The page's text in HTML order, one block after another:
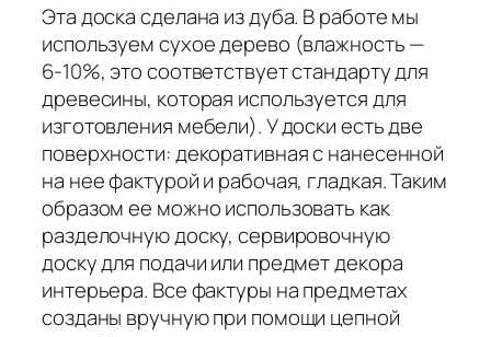
Эта доска сделана из дуба. В работе мы
используем сухое дерево (влажность —
6-10%, это соответствует стандарту для
древесины, которая используется для
изготовления мебели). У доски есть две
поверхности: декоративная с нанесенной
на нее фактурой и рабочая, гладкая. Таким
образом ее можно использовать как
разделочную доску, сервировочную
доску для подачи или предмет декора
интерьера. Все фактуры на предметах
созданы вручную при помощи цепной